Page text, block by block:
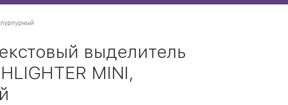
выделитель
MINI,